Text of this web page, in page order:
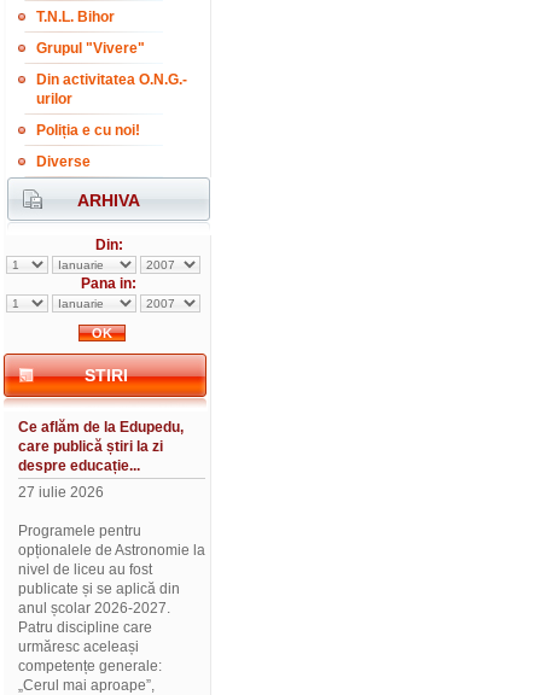
T.N.L. Bihor
Grupul "Vivere"
Din activitatea O.N.G.-
urilor
Poliția e cu noi!
Diverse
ARHIVA
Din:
Pana in:
STIRI
Ce aflăm de la Edupedu,
care publică știri la zi
despre educație...
27 iulie 2026
Programele pentru
opționalele de Astronomie la
nivel de liceu au fost
publicate și se aplică din
anul școlar 2026-2027.
Patru discipline care
urmăresc aceleași
competențe generale:
„Cerul mai aproape”,